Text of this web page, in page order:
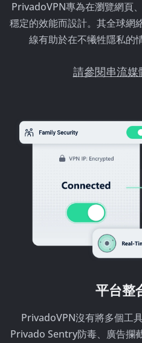
PrivadoVPN專為在瀏覽網頁
穩定的效能而設計。其全球網
線有助於在不犧牲隱私的
請參閱串流媒
平台整
PrivadoVPN沒有將多個工
Privado Sentry防毒、廣告攔